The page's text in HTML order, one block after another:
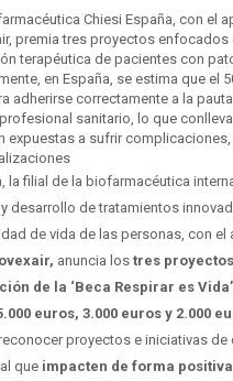
Chiesi España, con el
premia tres proyectos enfocados
terapéutica de pacientes con
en España, se estima que el
adherirse correctamente a la
sanitario, lo que
expuestas a sufrir
la filial de la biofarmacéutica
desarrollo de tratamientos
de vida de las personas, con el
anuncia los tres
de la ‘Beca Respirar es
euros, 3.000 euros y 2.000
proyectos e iniciativas de
que impacten de forma